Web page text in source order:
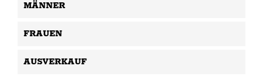
MÄNNER
FRAUEN
AUSVERKAUF